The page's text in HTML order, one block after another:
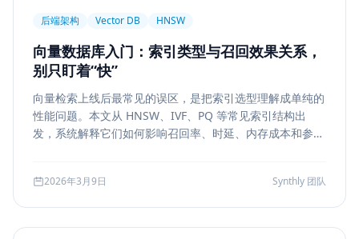
后端架构 Vector DB HNSW
向量数据库入门：索引类型与召回效果关系，
别只盯着“快”
向量检索上线后最常见的误区，是把索引选型理解成单纯的
性能问题。本文从 HNSW、IVF、PQ 等常见索引结构出
发，系统解释它们如何影响召回率、时延、内存成本和参数
2026年3月9日 Synthly 团队